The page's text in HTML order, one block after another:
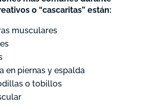
o “cascaritas” están:
musculares
en piernas y espalda
o tobillos